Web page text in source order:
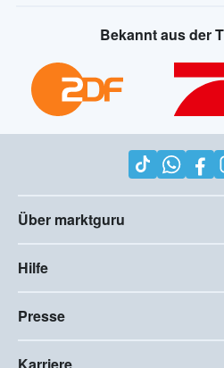
Bekannt aus der
Über marktguru
Hilfe
Presse